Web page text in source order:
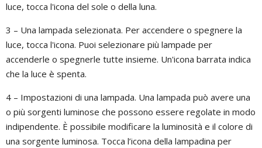
luce, tocca l'icona del sole o della luna.
3 – Una lampada selezionata. Per accendere o spegnere la
luce, tocca l'icona. Puoi selezionare più lampade per
accenderle o spegnerle tutte insieme. Un'icona barrata indica
che la luce è spenta.
4 – Impostazioni di una lampada. Una lampada può avere una
o più sorgenti luminose che possono essere regolate in modo
indipendente. È possibile modificare la luminosità e il colore di
una sorgente luminosa. Tocca l’icona della lampadina per